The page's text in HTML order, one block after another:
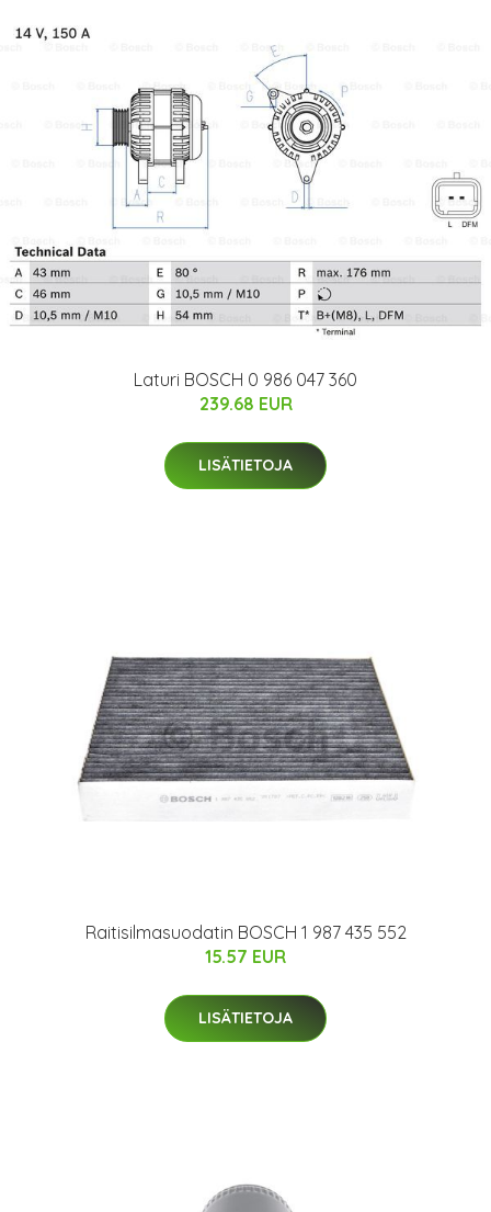
Laturi BOSCH 0 986 047 360
239.68 EUR
LISÄTIETOJA
Raitisilmasuodatin BOSCH 1 987 435 552
15.57 EUR
LISÄTIETOJA